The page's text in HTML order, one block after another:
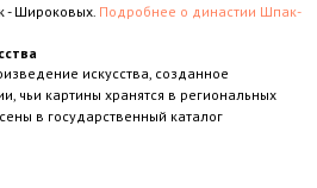
- Широковых. Подробнее о династии Шпак-
искусства, созданное
чьи картины хранятся в региональных
в государственный каталог